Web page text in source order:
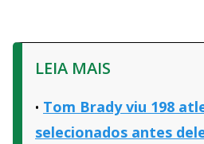
LEIA MAIS
Tom Brady viu 198
selecionados antes